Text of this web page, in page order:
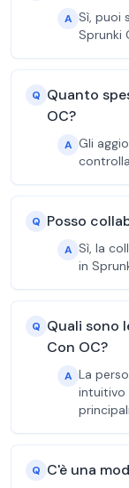
A Sì, puoi
Sprunki
Q Quanto
OC?
A Gli
Q Posso
A Sì, la
in
Q Quali sono
Con OC?
A La
intuitivo
Q C'è una